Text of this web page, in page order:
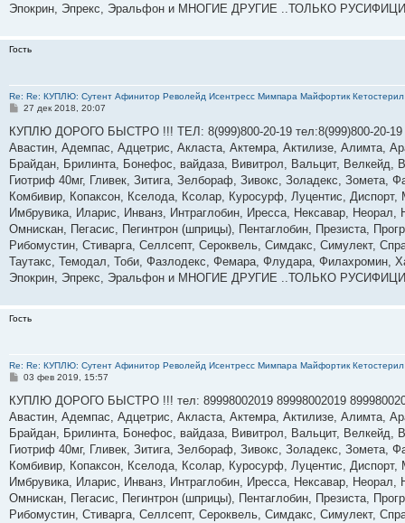
Эпокрин, Эпрекс, Эральфон и МНОГИЕ ДРУГИЕ ..ТОЛЬКО
Гость
Re: Re: КУПЛЮ: Сутент Афинитор Револейд Исентресс Мимпара Майфортик
С
о
щ
е
и
е
27 дек 2018, 20:07
КУПЛЮ ДОРОГО БЫСТРО !!! ТЕЛ: 8(999)800-20-19 тел:8(999)800-20-19
Авастин, Адемпас, Адцетрис, Акласта, Актемра, Актилизе, Алимта,
Брайдан, Брилинта, Бонефос, вайдаза, Вивитрол, Вальцит, Велкейд,
Гиотриф 40мг, Гливек, Зитига, Зелбораф, Зивокс, Золадекс, Зомета,
Комбивир, Копаксон, Кселода, Ксолар, Куросурф, Луцентис,
Имбрувика, Иларис, Инванз, Интраглобин, Иресса, Нексавар,
Омнискан, Пегасис, Пегинтрон (шприцы), Пентаглобин, Презиста,
Рибомустин, Стиварга, Селлсепт, Сероквель, Симдакс, Симулект,
Таутакс, Темодал, Тоби, Фазлодекс, Фемара, Флудара, Филахромин,
Эпокрин, Эпрекс, Эральфон и МНОГИЕ ДРУГИЕ ..ТОЛЬКО
Гость
Re: Re: КУПЛЮ: Сутент Афинитор Револейд Исентресс Мимпара Майфортик
С
о
щ
е
и
е
03 фев 2019, 15:57
КУПЛЮ ДОРОГО БЫСТРО !!! тел: 89998002019 89998002019
Авастин, Адемпас, Адцетрис, Акласта, Актемра, Актилизе, Алимта,
Брайдан, Брилинта, Бонефос, вайдаза, Вивитрол, Вальцит, Велкейд,
Гиотриф 40мг, Гливек, Зитига, Зелбораф, Зивокс, Золадекс, Зомета,
Комбивир, Копаксон, Кселода, Ксолар, Куросурф, Луцентис,
Имбрувика, Иларис, Инванз, Интраглобин, Иресса, Нексавар,
Омнискан, Пегасис, Пегинтрон (шприцы), Пентаглобин, Презиста,
Рибомустин, Стиварга, Селлсепт, Сероквель, Симдакс, Симулект,